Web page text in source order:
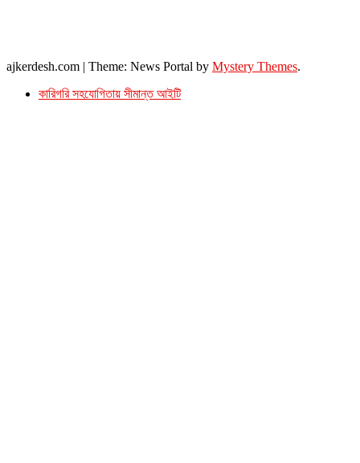
ajkerdesh.com | Theme: News Portal by Mystery Themes.
কারিগরি সহযোগিতায় সীমান্ত আইটি